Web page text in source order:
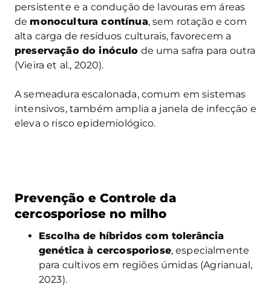
persistente e a condução de lavouras em áreas
de monocultura contínua, sem rotação e com
alta carga de resíduos culturais, favorecem a
preservação do inóculo de uma safra para outra
(Vieira et al., 2020).
A semeadura escalonada, comum em sistemas
intensivos, também amplia a janela de infecção e
eleva o risco epidemiológico.
Prevenção e Controle da
cercosporiose no milho
Escolha de híbridos com tolerância
genética à cercosporiose, especialmente
para cultivos em regiões úmidas (Agrianual,
2023).